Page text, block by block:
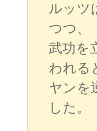
ルッツ
つつ、
武功を
われる
ヤンを
した。